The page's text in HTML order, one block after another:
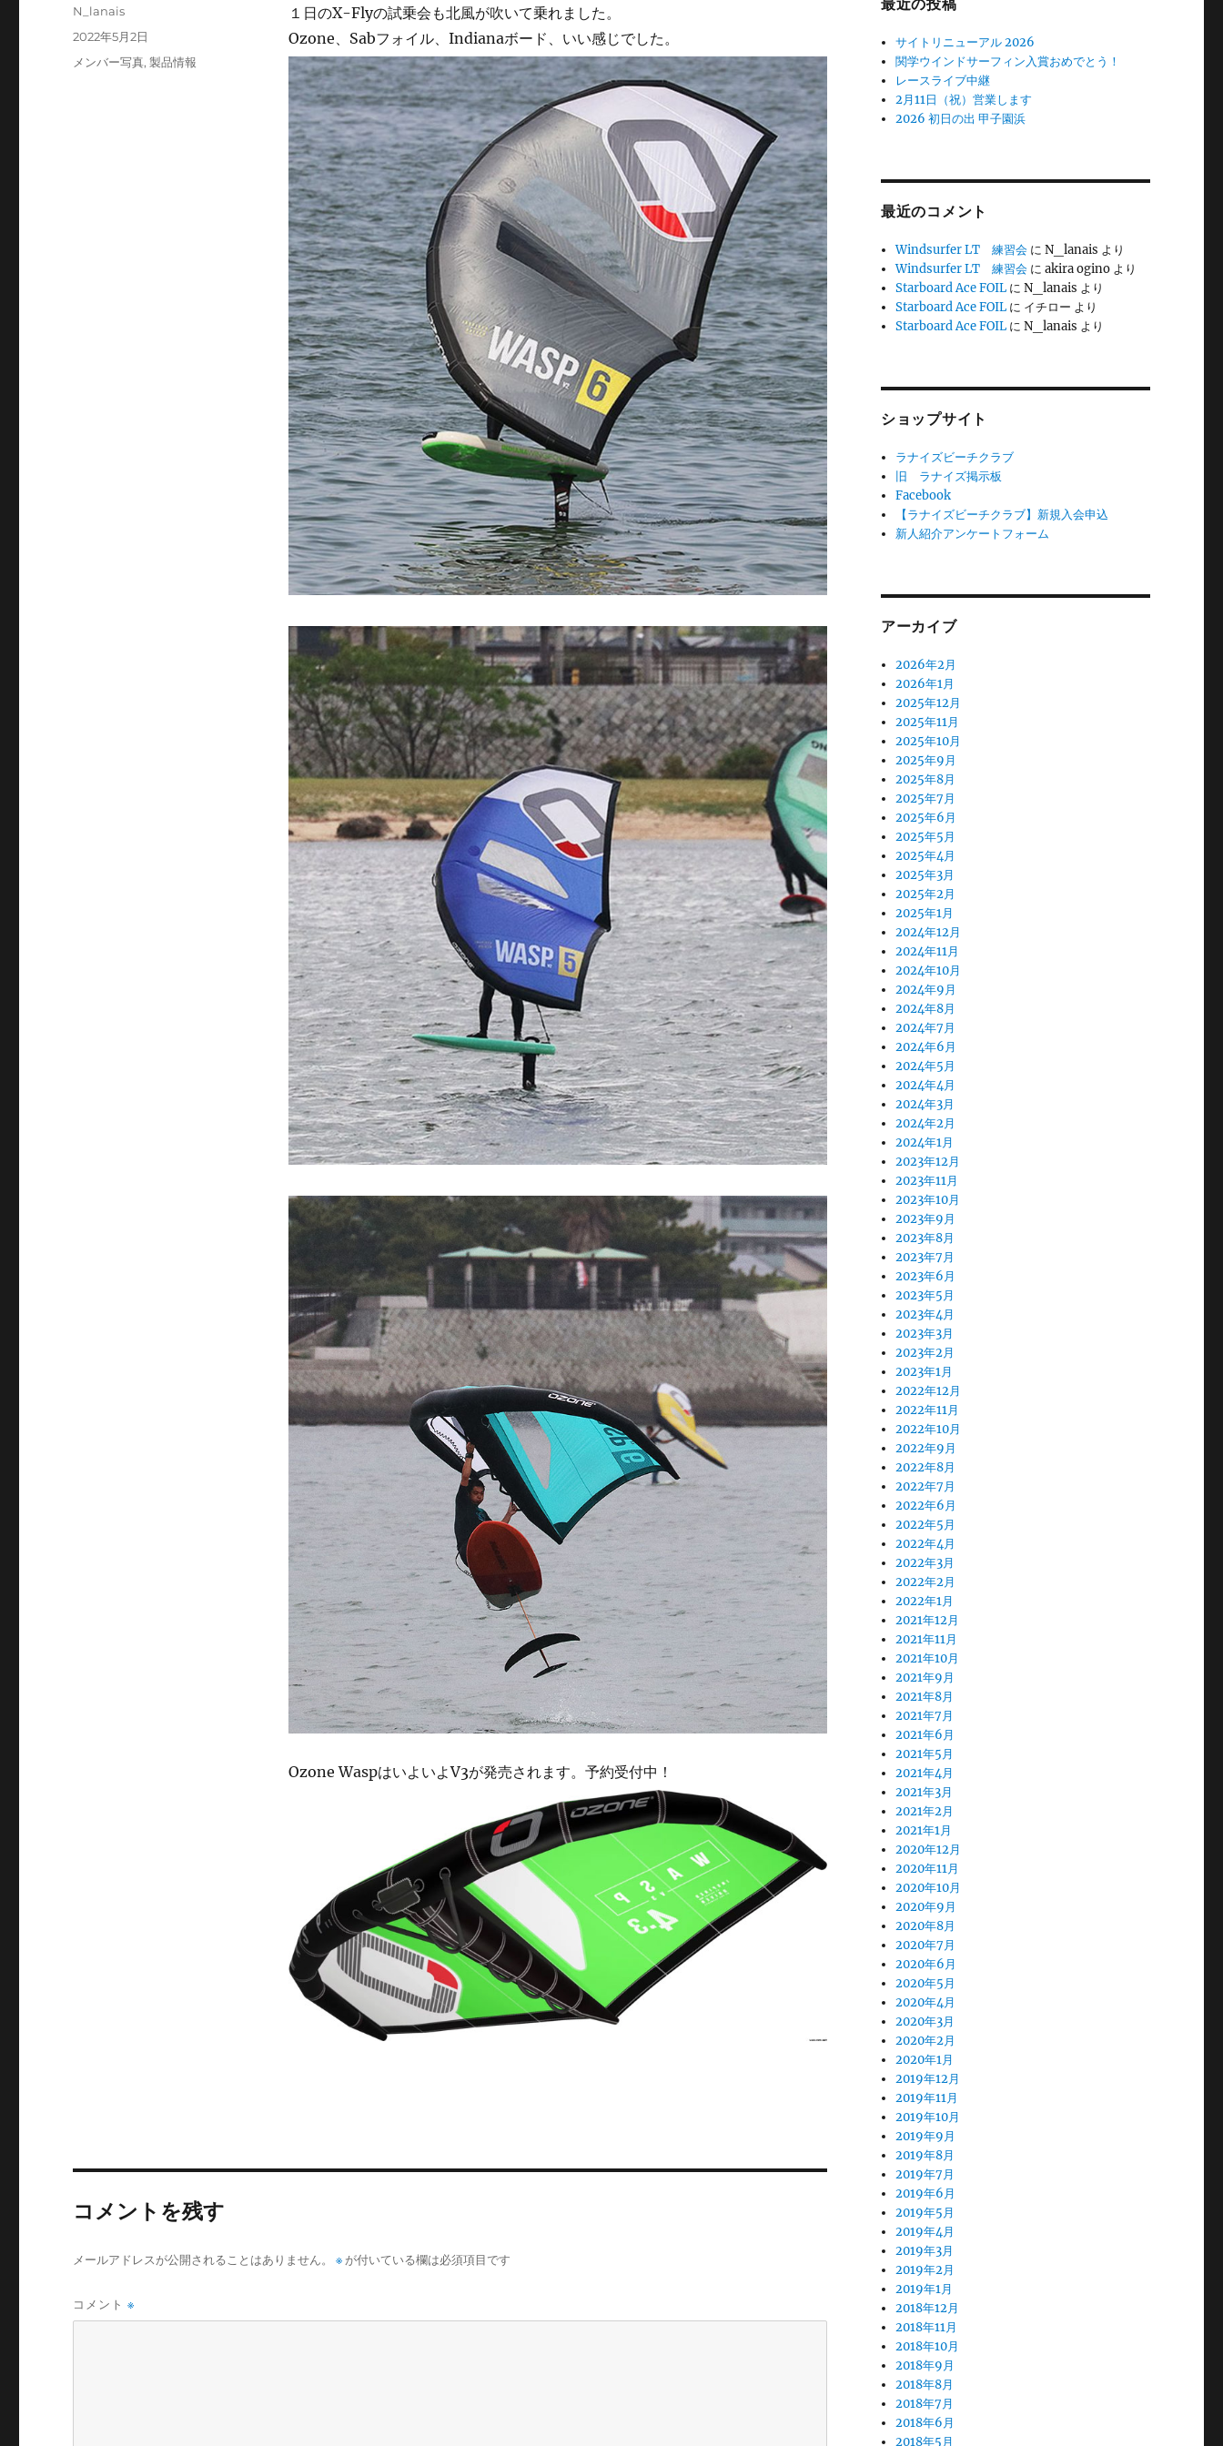
１日のX-Flyの試乗会も北風が吹いて乗れました。
Ozone、Sabフォイル、Indianaボード、いい感じでした。
Ozone WaspはいよいよV3が発売されます。予約受付中！
投
N_lanais
投
2022年5月2日
カ
メンバー写真,製品情報
コメントを残す
メールアドレスが公開されることはありません。 ※ が付いている欄は必須項目です
コメント※
最近の投稿
サイトリニューアル 2026
関学ウインドサーフィン入賞おめでとう！
レースライブ中継
2月11日（祝）営業します
2026 初日の出 甲子園浜
最近のコメント
Windsurfer LT 練習会 にN_lanais より
Windsurfer LT 練習会 にakira ogino より
Starboard Ace FOIL にN_lanais より
Starboard Ace FOIL に イチロー より
Starboard Ace FOIL にN_lanais より
ショップサイト
ラナイズビーチクラブ
旧 ラナイズ掲示板
Facebook
【ラナイズビーチクラブ】新規入会申込
新人紹介アンケートフォーム
アーカイブ
2026年2月
2026年1月
2025年12月
2025年11月
2025年10月
2025年9月
2025年8月
2025年7月
2025年6月
2025年5月
2025年4月
2025年3月
2025年2月
2025年1月
2024年12月
2024年11月
2024年10月
2024年9月
2024年8月
2024年7月
2024年6月
2024年5月
2024年4月
2024年3月
2024年2月
2024年1月
2023年12月
2023年11月
2023年10月
2023年9月
2023年8月
2023年7月
2023年6月
2023年5月
2023年4月
2023年3月
2023年2月
2023年1月
2022年12月
2022年11月
2022年10月
2022年9月
2022年8月
2022年7月
2022年6月
2022年5月
2022年4月
2022年3月
2022年2月
2022年1月
2021年12月
2021年11月
2021年10月
2021年9月
2021年8月
2021年7月
2021年6月
2021年5月
2021年4月
2021年3月
2021年2月
2021年1月
2020年12月
2020年11月
2020年10月
2020年9月
2020年8月
2020年7月
2020年6月
2020年5月
2020年4月
2020年3月
2020年2月
2020年1月
2019年12月
2019年11月
2019年10月
2019年9月
2019年8月
2019年7月
2019年6月
2019年5月
2019年4月
2019年3月
2019年2月
2019年1月
2018年12月
2018年11月
2018年10月
2018年9月
2018年8月
2018年7月
2018年6月
2018年5月